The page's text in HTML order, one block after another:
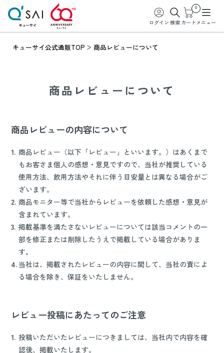
ログイン 検索
0
カート メニュー
キューサイ公式通販TOP 商品レビューについて
商品レビューについて
商品レビューの内容について
1. 商品レビュー（以下「レビュー」といいます。）はあくまで
もお客さま個人の感想・意見ですので、当社が推奨している
使用方法、飲用方法やそれに伴う目安量とは異なる場合がご
ざいます。
2. 商品モニター等で当社からレビューを依頼した感想・意見が
含まれています。
3. 掲載基準を満たさないレビューについては該当コメントの一
部を修正または削除したうえで掲載している場合がありま
す。
4. 当社は、掲載されたレビューの内容に関して、当社の責によ
る場合を除き、保証をいたしません。
レビュー投稿にあたってのご注意
1. 投稿いただいたレビューにつきましては、当社内で内容を確
認後、掲載いたします。